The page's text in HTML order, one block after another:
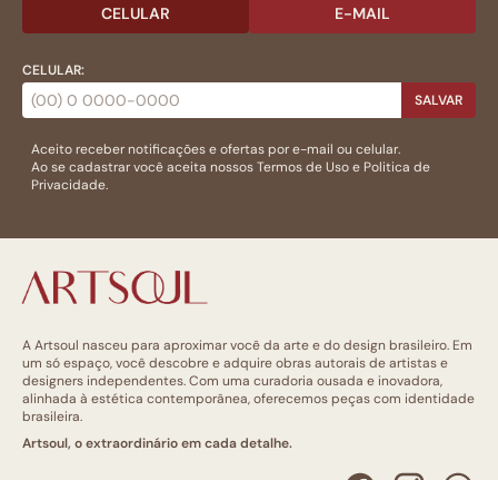
CELULAR E-MAIL
CELULAR:
SALVAR
Aceito receber notificações e ofertas por e-mail ou celular.
Ao se cadastrar você aceita nossosTermos de Usoe Politica de
Privacidade.
A Artsoul nasceu para aproximar você da arte e do design brasileiro. Em
um só espaço, você descobre e adquire obras autorais de artistas e
designers independentes. Com uma curadoria ousada e inovadora,
alinhada à estética contemporânea, oferecemos peças com identidade
brasileira.
Artsoul, o extraordinário em cada detalhe.